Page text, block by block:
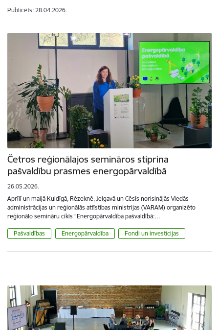
Publicēts: 28.04.2026.
Četros reģionālajos semināros stiprina
pašvaldību prasmes energopārvaldībā
26.05.2026.
Aprīlī un maijā Kuldīgā, Rēzeknē, Jelgavā un Cēsīs norisinājās Viedās
administrācijas un reģionālās attīstības ministrijas (VARAM) organizēto
reģionālo semināru cikls “Energopārvaldība pašvaldībā:…
Pašvaldības Energopārvaldība Fondi un investīcijas